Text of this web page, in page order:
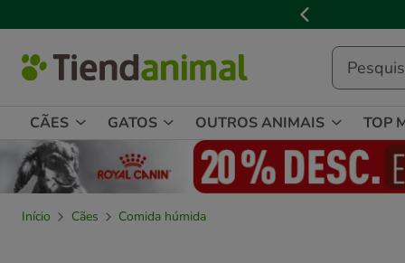
de
mensagem,
CÃES GATOS OUTROS ANIMAIS TOP
Início Cães
Comida húmida